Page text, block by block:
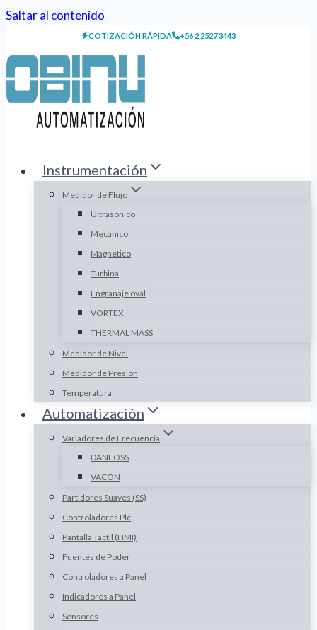
Saltar al contenido
COTIZACIÓN RÁPIDA +56 2 2527 3443
Instrumentación
Medidor de Flujo
Ultrasonico
Mecanico
Magnetico
Turbina
Engranaje oval
VORTEX
THERMAL MASS
Medidor de Nivel
Medidor de Presion
Temperatura
Automatización
Variadores de Frecuencia
DANFOSS
VACON
Partidores Suaves (SS)
Controladores Plc
Pantalla Tactil (HMI)
Fuentes de Poder
Controladores a Panel
Indicadores a Panel
Sensores